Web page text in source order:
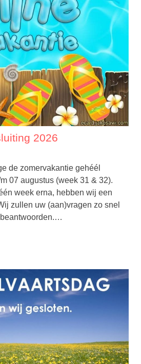
2026
de zomervakantie gehéél
07 augustus (week 31 & 32).
week erna, hebben wij een
zullen uw (aan)vragen zo snel